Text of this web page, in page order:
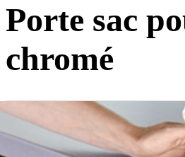
Porte sac
chromé